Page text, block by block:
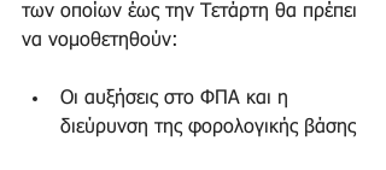
των οποίων έως την Τετάρτη θα πρέπει
να νομοθετηθούν:
Οι αυξήσεις στο ΦΠΑ και η
διεύρυνση της φορολογικής βάσης